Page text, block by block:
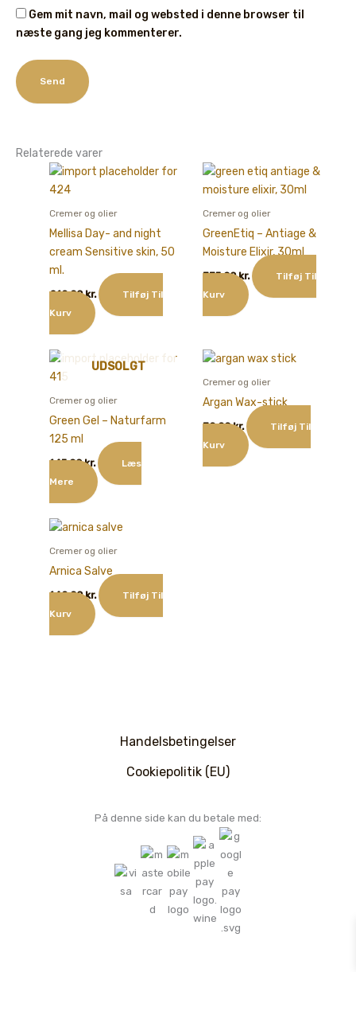
Gem mit navn, mail og websted i denne browser til
næste gang jeg kommenterer.
Relaterede varer
Cremer og olier
Mellisa Day- and night
cream Sensitive skin, 50
ml.
210,00kr.
Tilføj Til
Kurv
Cremer og olier
GreenEtiq – Antiage &
Moisture Elixir, 30ml
335,00kr.
Tilføj Til
Kurv
UDSOLGT
Cremer og olier
Green Gel – Naturfarm
125 ml
145,00kr.
Læs
Mere
Cremer og olier
Argan Wax-stick
70,00kr.
Tilføj Til
Kurv
Cremer og olier
Arnica Salve
140,00kr.
Tilføj Til
Kurv
Handelsbetingelser
Cookiepolitik (EU)
På denne side kan du betale med: